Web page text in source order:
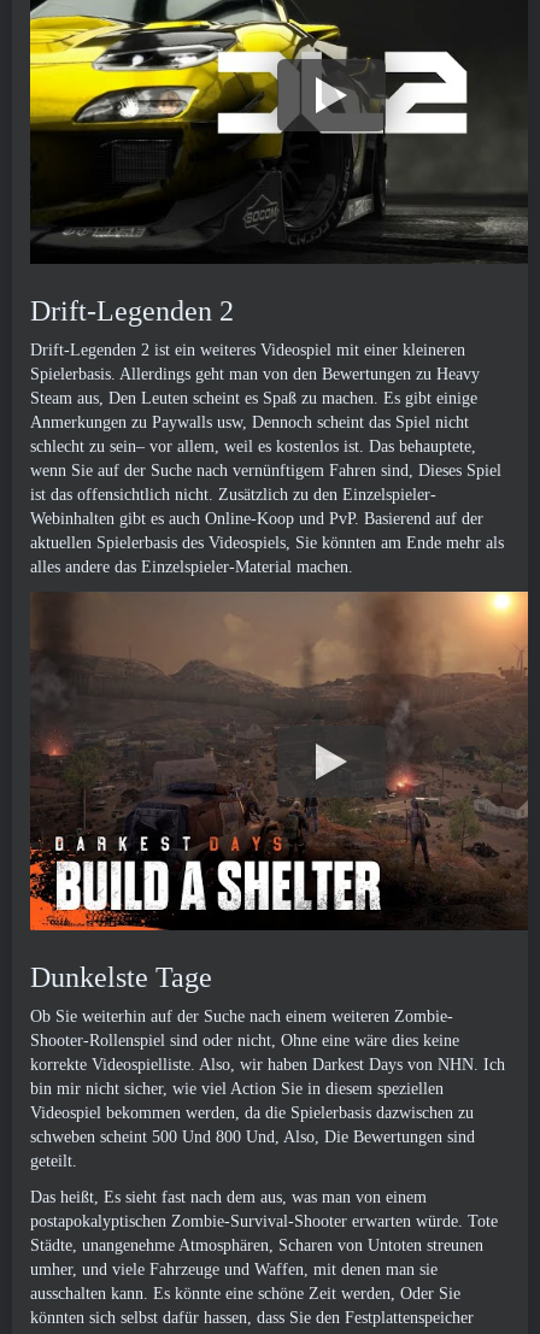
Drift-Legenden 2
Drift-Legenden 2 ist ein weiteres Videospiel mit einer kleineren
Spielerbasis. Allerdings geht man von den Bewertungen zu Heavy
Steam aus, Den Leuten scheint es Spaß zu machen. Es gibt einige
Anmerkungen zu Paywalls usw, Dennoch scheint das Spiel nicht
schlecht zu sein– vor allem, weil es kostenlos ist. Das behauptete,
wenn Sie auf der Suche nach vernünftigem Fahren sind, Dieses Spiel
ist das offensichtlich nicht. Zusätzlich zu den Einzelspieler-
Webinhalten gibt es auch Online-Koop und PvP. Basierend auf der
aktuellen Spielerbasis des Videospiels, Sie könnten am Ende mehr als
alles andere das Einzelspieler-Material machen.
Dunkelste Tage
Ob Sie weiterhin auf der Suche nach einem weiteren Zombie-
Shooter-Rollenspiel sind oder nicht, Ohne eine wäre dies keine
korrekte Videospielliste. Also, wir haben Darkest Days von NHN. Ich
bin mir nicht sicher, wie viel Action Sie in diesem speziellen
Videospiel bekommen werden, da die Spielerbasis dazwischen zu
schweben scheint 500 Und 800 Und, Also, Die Bewertungen sind
geteilt.
Das heißt, Es sieht fast nach dem aus, was man von einem
postapokalyptischen Zombie-Survival-Shooter erwarten würde. Tote
Städte, unangenehme Atmosphären, Scharen von Untoten streunen
umher, und viele Fahrzeuge und Waffen, mit denen man sie
ausschalten kann. Es könnte eine schöne Zeit werden, Oder Sie
könnten sich selbst dafür hassen, dass Sie den Festplattenspeicher